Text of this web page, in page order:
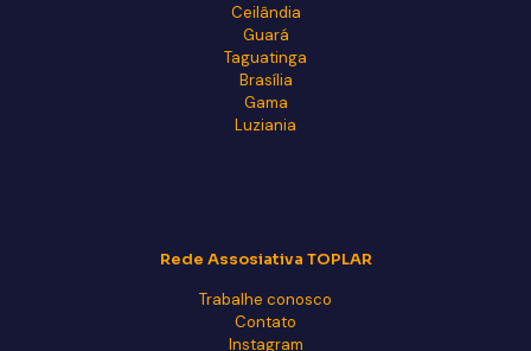
Ceilândia
Guará
Taguatinga
Brasília
Gama
Luziania
Rede Assosiativa TOPLAR
Trabalhe conosco
Contato
Instagram